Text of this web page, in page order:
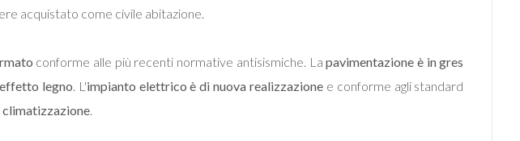
acquistato come civile abitazione.
conforme alle più recenti normative antisismiche. Lapavimentazione è in gres
legno. L'impianto elettrico è di nuova realizzazione e conforme agli standard
.